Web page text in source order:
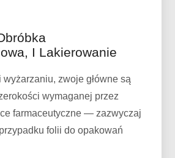
I Lakierowanie
zwoje główne są
wymaganej przez
farmaceutyczne — zazwyczaj
folii do opakowań